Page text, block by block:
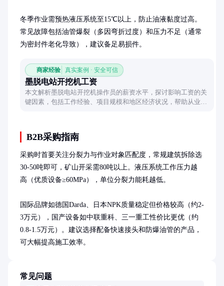
冬季作业需预热液压系统至15℃以上，防止油液黏度过高。
常见故障包括油管爆裂（多因弯折过度）和压力不足（通常
为密封件老化导致），建议备足易损件。
商家经验 真实案例 · 安全可信
墨脱电站开挖机工资
本文解析墨脱电站开挖机操作员的薪资水平，探讨影响工资的关
键因素，包括工作经验、项目规模和地区经济状况，帮助从业者
B2B采购指南
采购时首要关注分裂力与作业对象匹配度，常规建筑拆除选
30-50吨即可，矿山开采需80吨以上。液压系统工作压力越
高（优质设备≥60MPa），单位分裂力能耗越低。
国际品牌如德国Darda、日本NPK质量稳定但价格较高（约2-
3万元），国产设备如中联重科、三一重工性价比更优（约
0.8-1.5万元）。建议选择配备快速接头和防爆油管的产品，
可大幅提高施工效率。
常见问题